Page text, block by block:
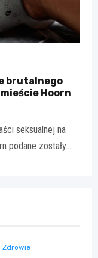
brutalnego
Hoorn
seksualnej na
podane zostały…
Zdrowie